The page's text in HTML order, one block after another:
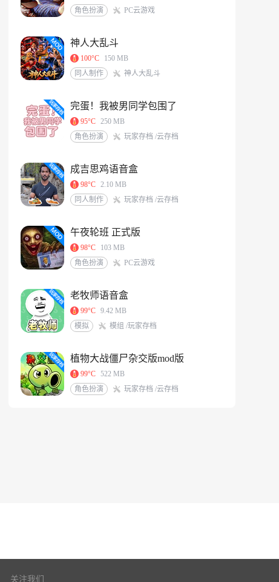
角色扮演
PC云游戏
神人大乱斗
100°C
150 MB
同人制作
神人大乱斗
完蛋！我被男同学包围了
95°C
250 MB
角色扮演
玩家存档 /云存档
成吉思鸡语音盒
98°C
2.10 MB
同人制作
玩家存档 /云存档
午夜轮班 正式版
98°C
103 MB
角色扮演
PC云游戏
老牧师语音盒
99°C
9.42 MB
模拟
模组 /玩家存档
植物大战僵尸杂交版mod版
99°C
522 MB
角色扮演
玩家存档 /云存档
关注我们